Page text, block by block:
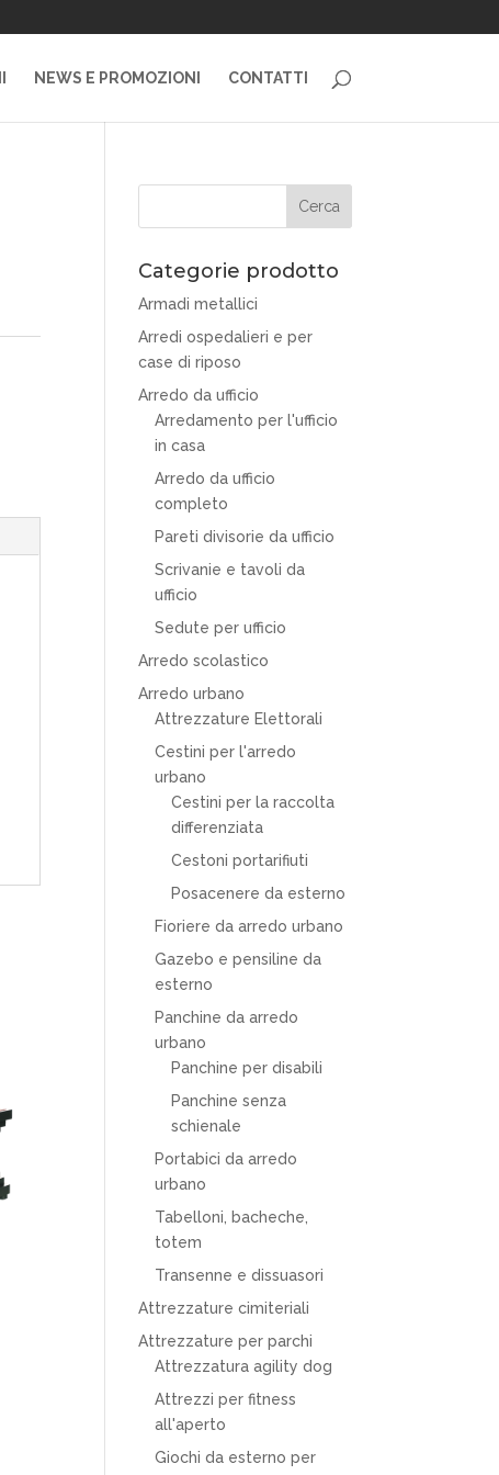
NEWS E PROMOZIONI CONTATTI
Categorie prodotto
Armadi metallici
Arredi ospedalieri e per
case di riposo
Arredo da ufficio
Arredamento per l'ufficio
in casa
Arredo da ufficio
completo
Pareti divisorie da ufficio
Scrivanie e tavoli da
ufficio
Sedute per ufficio
Arredo scolastico
Arredo urbano
Attrezzature Elettorali
Cestini per l'arredo
urbano
Cestini per la raccolta
differenziata
Cestoni portarifiuti
Posacenere da esterno
Fioriere da arredo urbano
Gazebo e pensiline da
esterno
Panchine da arredo
urbano
Panchine per disabili
Panchine senza
schienale
Portabici da arredo
urbano
Tabelloni, bacheche,
totem
Transenne e dissuasori
Attrezzature cimiteriali
Attrezzature per parchi
Attrezzatura agility dog
Attrezzi per fitness
all'aperto
Giochi da esterno per